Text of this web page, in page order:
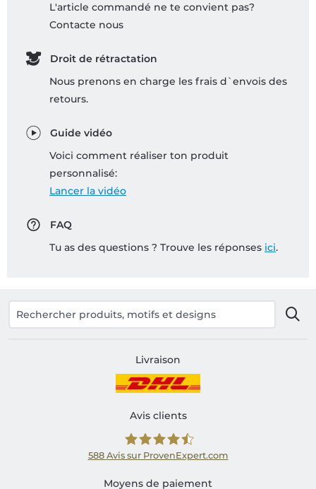
L'article commandé ne te convient pas?
Contacte nous
Droit de rétractation
Nous prenons en charge les frais d`envois des
retours.
Guide vidéo
Voici comment réaliser ton produit
personnalisé:
Lancer la vidéo
FAQ
Tu as des questions ? Trouve les réponses ici.
Livraison
Avis clients
Shirtinator FR
588 Avis sur ProvenExpert.com
Moyens de paiement